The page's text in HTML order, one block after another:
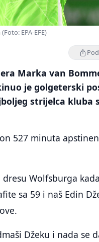
EPA-EFE)
Marka van
je golgeterski
strijelca kluba
527 minuta
Wolfsburga
sa 59 i naš Edin
Džeku i nada se